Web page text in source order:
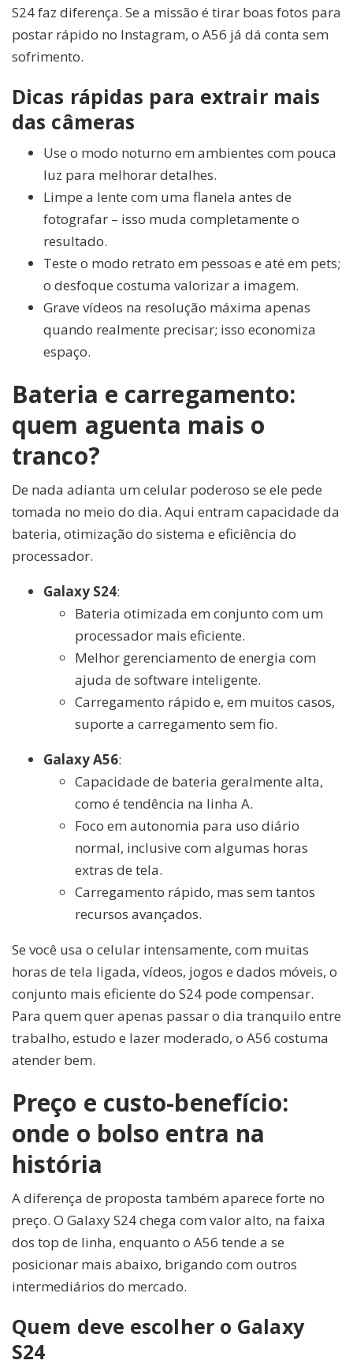
S24 faz diferença. Se a missão é tirar boas fotos para
postar rápido no Instagram, o A56 já dá conta sem
sofrimento.
Dicas rápidas para extrair mais
das câmeras
Use o modo noturno em ambientes com pouca
luz para melhorar detalhes.
Limpe a lente com uma flanela antes de
fotografar – isso muda completamente o
resultado.
Teste o modo retrato em pessoas e até em pets;
o desfoque costuma valorizar a imagem.
Grave vídeos na resolução máxima apenas
quando realmente precisar; isso economiza
espaço.
Bateria e carregamento:
quem aguenta mais o
tranco?
De nada adianta um celular poderoso se ele pede
tomada no meio do dia. Aqui entram capacidade da
bateria, otimização do sistema e eficiência do
processador.
Galaxy S24:
Bateria otimizada em conjunto com um
processador mais eficiente.
Melhor gerenciamento de energia com
ajuda de software inteligente.
Carregamento rápido e, em muitos casos,
suporte a carregamento sem fio.
Galaxy A56:
Capacidade de bateria geralmente alta,
como é tendência na linha A.
Foco em autonomia para uso diário
normal, inclusive com algumas horas
extras de tela.
Carregamento rápido, mas sem tantos
recursos avançados.
Se você usa o celular intensamente, com muitas
horas de tela ligada, vídeos, jogos e dados móveis, o
conjunto mais eficiente do S24 pode compensar.
Para quem quer apenas passar o dia tranquilo entre
trabalho, estudo e lazer moderado, o A56 costuma
atender bem.
Preço e custo-benefício:
onde o bolso entra na
história
A diferença de proposta também aparece forte no
preço. O Galaxy S24 chega com valor alto, na faixa
dos top de linha, enquanto o A56 tende a se
posicionar mais abaixo, brigando com outros
intermediários do mercado.
Quem deve escolher o Galaxy
S24